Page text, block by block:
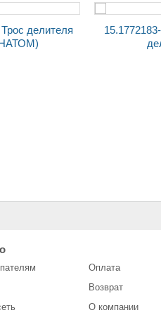
15.1772183-03 AVP DL Трос
3709340-01 (2 кнопки) SAN-
D
Оплата
Возврат
О компании